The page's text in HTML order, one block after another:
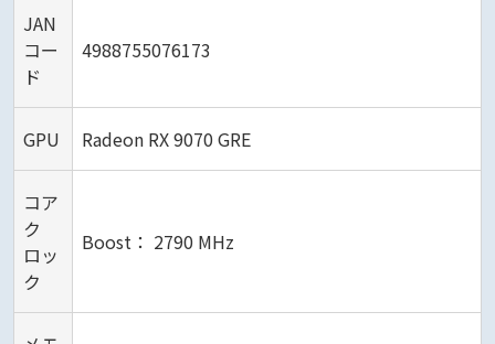
JAN
コー
ド
4988755076173
GPU Radeon RX 9070 GRE
コア
ク
ロッ
ク
Boost： 2790 MHz